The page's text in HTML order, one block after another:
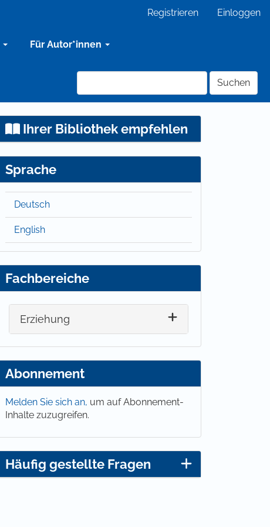
Registrieren Einloggen
Für Autor*innen
Suchen
Ihrer Bibliothek empfehlen
Sprache
Deutsch
English
Fachbereiche
Erziehung
Abonnement
Melden Sie sich an, um auf Abonnement-
Inhalte zuzugreifen.
Häufig gestellte Fragen